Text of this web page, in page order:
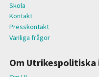
Skola
Kontakt
Presskontakt
Vanliga frågor
Om